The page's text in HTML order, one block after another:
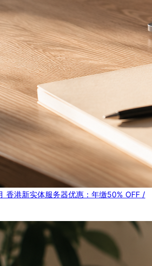
香港新实体服务器优惠：年缴50% OFF /